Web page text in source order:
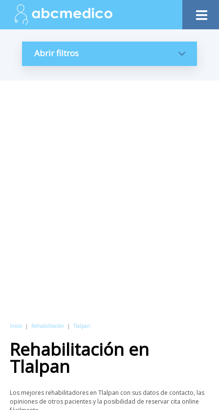
Abrir filtros
Inicio | Rehabilitación | Tlalpan
Rehabilitación en
Tlalpan
Los mejores rehabilitadores en Tlalpan con sus datos de contacto, las
opiniones de otros pacientes y la posibilidad de reservar cita online